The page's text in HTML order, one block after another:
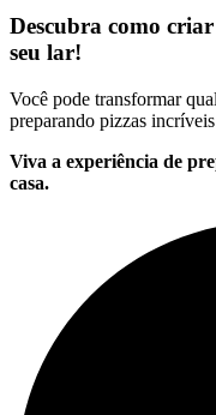
Descubra como
seu lar!
Você pode transformar
preparando pizzas
Viva a experiência de
casa.